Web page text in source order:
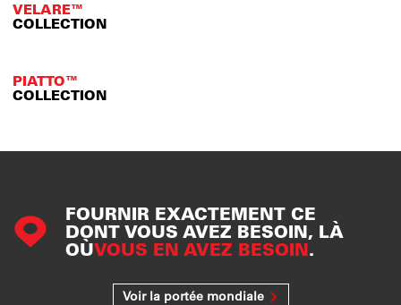
VELARE™
COLLECTION
PIATTO™
COLLECTION
FOURNIR EXACTEMENT CE
DONT VOUS AVEZ BESOIN, LÀ
OÙVOUS EN AVEZ BESOIN.
Voir la portée mondiale